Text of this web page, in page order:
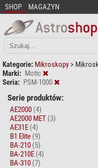
SHOP MAGAZYN
Kategorie: Mikroskopy >
Marki: Motic
Seria: PSM-1000
Serie produktów:
AE2000 (4)
AE2000 MET (3)
AE31E (4)
B1 Elite (9)
BA-210 (5)
BA-210E (4)
BA-310 (7)